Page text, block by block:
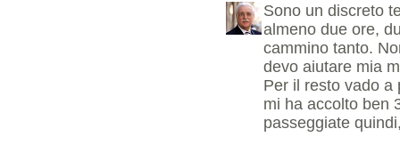
Sono un discreto
almeno due ore,
cammino tanto.
devo aiutare mia
Per il resto vado a
mi ha accolto ben
passeggiate